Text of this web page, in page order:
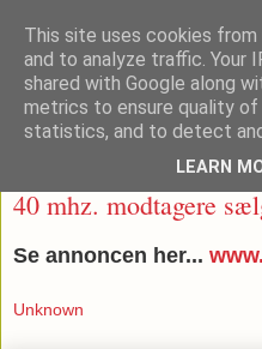
lørdag den 25. februar 2012
40 mhz. modtagere
Se annoncen her...
Unknown
This site uses cookies
and to analyze traffic. Your
shared with Google along
metrics to ensure quality of
statistics, and to detect
LEARN